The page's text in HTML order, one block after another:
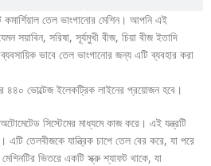
কমার্শিয়াল তেল ভাংগানোর মেশিন। আপনি এই
সয়াবিন, সরিষা, সূর্যমুখী বীজ, চিয়া বীজ ইতাদি
ভাবে তেল ভাংগানোর জন্য এটি ব্যবহার করা
৪৪০ ভোল্টেজ ইলেকট্রিক লাইনের প্রয়োজন হবে।
অটোমেটেড সিস্টেমের মাধ্যমে কাজ করে। এই যন্ত্রটি
এটি তেলবীজকে যান্ত্রিক চাপে তেল বের করে, যা পরে
ভিতরে একটি স্ক্রু শ্যাফট থাকে, যা